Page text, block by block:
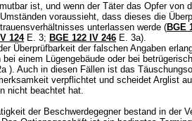
ist, und wenn der Täter das Opfer von
voraussieht, dass dieses die
unterlassen werde (BGE
124E. 3; BGE 122 IV 246 E. 3a).
Überprüfbarkeit der falschen Angaben
bei einem Lügengebäude oder bei
). Auch in diesen Fällen ist das
verpflichtet und scheidet Arglist
nicht beachtet hat.
der Beschwerdegegner bestand in der